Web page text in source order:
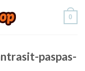
0
paspas-